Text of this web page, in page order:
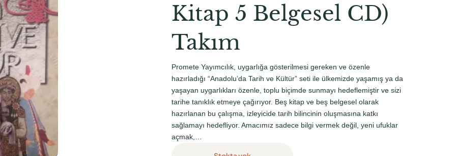
l
f
i
y
a
t
:
₺
7
5
i
f
i
y
a
t
:
₺
0
,
Kitap 5 Belgesel CD)
Takım
Promete Yayımcılık, uygarlığa gösterilmesi gereken ve özenle
hazırladığı “Anadolu’da Tarih ve Kültür” seti ile ülkemizde yaşamış ya da
yaşayan uygarlıkları özenle, toplu biçimde sunmayı hedeflemiştir ve sizi
tarihe tanıklık etmeye çağırıyor. Beş kitap ve beş belgesel olarak
hazırlanan bu çalışma, izleyicide tarih bilincinin oluşmasına katkı
sağlamayı hedefliyor. Amacımız sadece bilgi vermek değil, yeni ufuklar
açmak,…